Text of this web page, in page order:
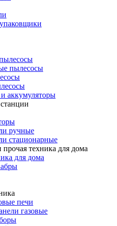
пылесосы
аккумуляторы
ручные
стационарные
техника для дома
для дома
печи
газовые